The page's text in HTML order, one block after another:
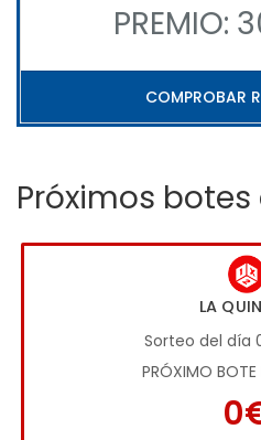
PREMIO:
COMPROBAR
Próximos
LA
Sorteo del día
PRÓXIMO BOTE